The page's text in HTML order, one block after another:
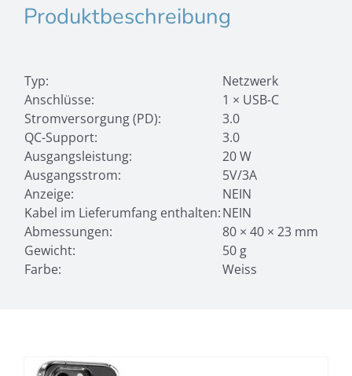
Produktbeschreibung
Typ:
Netzwerk
Anschlüsse:
1 × USB-C
Stromversorgung (PD):
3.0
QC-Support:
3.0
Ausgangsleistung:
20 W
Ausgangsstrom:
5V/3A
Anzeige:
NEIN
Kabel im Lieferumfang enthalten:NEIN
Abmessungen:
80 × 40 × 23 mm
Gewicht:
50 g
Farbe:
Weiss